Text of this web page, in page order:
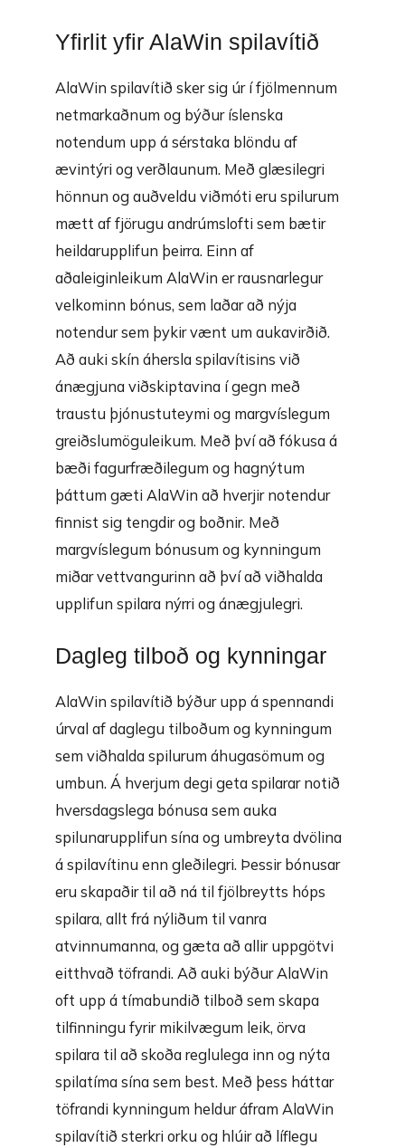
Yfirlit yfir AlaWin spilavítið
AlaWin spilavítið sker sig úr í fjölmennum
netmarkaðnum og býður íslenska
notendum upp á sérstaka blöndu af
ævintýri og verðlaunum. Með glæsilegri
hönnun og auðveldu viðmóti eru spilurum
mætt af fjörugu andrúmslofti sem bætir
heildarupplifun þeirra. Einn af
aðaleiginleikum AlaWin er rausnarlegur
velkominn bónus, sem laðar að nýja
notendur sem þykir vænt um aukavirðið.
Að auki skín áhersla spilavítisins við
ánægjuna viðskiptavina í gegn með
traustu þjónustuteymi og margvíslegum
greiðslumöguleikum. Með því að fókusa á
bæði fagurfræðilegum og hagnýtum
þáttum gæti AlaWin að hverjir notendur
finnist sig tengdir og boðnir. Með
margvíslegum bónusum og kynningum
miðar vettvangurinn að því að viðhalda
upplifun spilara nýrri og ánægjulegri.
Dagleg tilboð og kynningar
AlaWin spilavítið býður upp á spennandi
úrval af daglegu tilboðum og kynningum
sem viðhalda spilurum áhugasömum og
umbun. Á hverjum degi geta spilarar notið
hversdagslega bónusa sem auka
spilunarupplifun sína og umbreyta dvölina
á spilavítinu enn gleðilegri. Þessir bónusar
eru skapaðir til að ná til fjölbreytts hóps
spilara, allt frá nýliðum til vanra
atvinnumanna, og gæta að allir uppgötvi
eitthvað töfrandi. Að auki býður AlaWin
oft upp á tímabundið tilboð sem skapa
tilfinningu fyrir mikilvægum leik, örva
spilara til að skoða reglulega inn og nýta
spilatíma sína sem best. Með þess háttar
töfrandi kynningum heldur áfram AlaWin
spilavítið sterkri orku og hlúir að líflegu